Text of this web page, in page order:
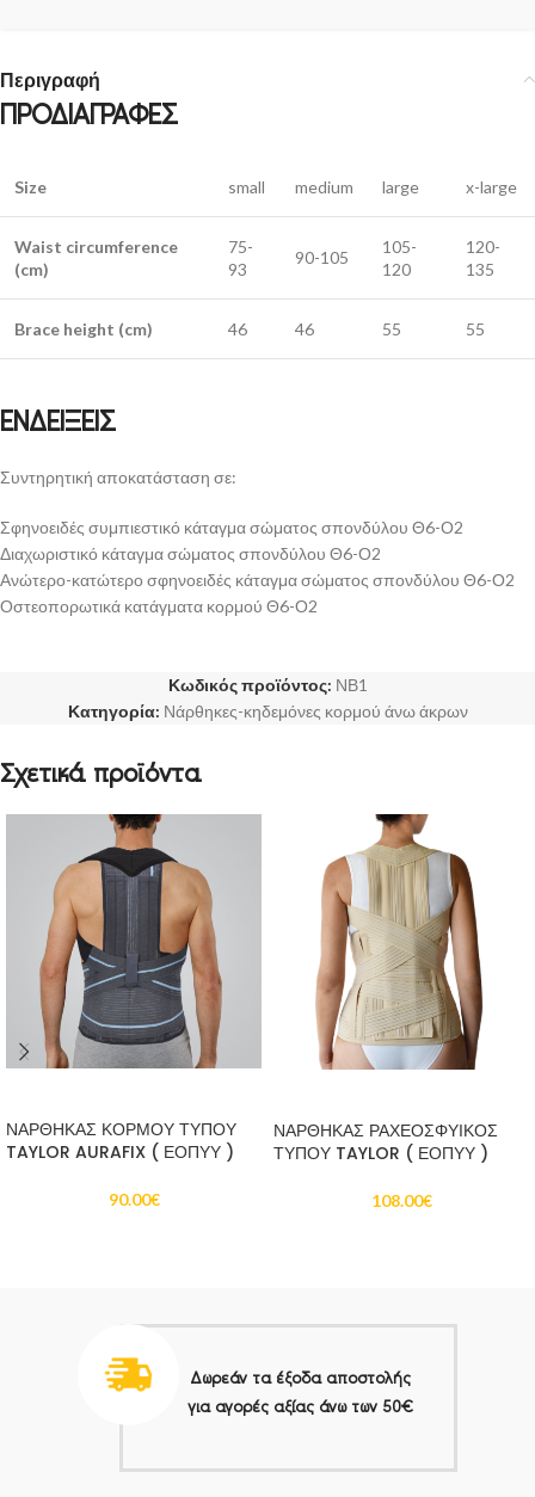
Περιγραφή
ΠΡΟΔΙΑΓΡΑΦΕΣ
Size small medium large x-large
Waist circumference
(cm)
75-
93
90-105
105-
120
120-
135
Brace height (cm) 46 46 55 55
ΕΝΔΕΙΞΕΙΣ
Συντηρητική αποκατάσταση σε:
Σφηνοειδές συμπιεστικό κάταγμα σώματος σπονδύλου Θ6-Ο2
Διαχωριστικό κάταγμα σώματος σπονδύλου Θ6-Ο2
Ανώτερο-κατώτερο σφηνοειδές κάταγμα σώματος σπονδύλου Θ6-Ο2
Οστεοπορωτικά κατάγματα κορμού Θ6-Ο2
Κωδικός προϊόντος: ΝΒ1
Κατηγορία: Νάρθηκες-κηδεμόνες κορμού άνω άκρων
Σχετικά προϊόντα
ΝΑΡΘΗΚΑΣ ΚΟΡΜΟΥ ΤΥΠΟΥ
TAYLOR AURAFIX ( ΕΟΠΥΥ )
90.00€
ΝΑΡΘΗΚΑΣ ΡΑΧΕΟΣΦΥΙΚΟΣ
ΤΥΠΟΥ TAYLOR ( ΕΟΠΥΥ )
108.00€
Δωρεάν τα έξοδα αποστολής
για αγορές αξίας άνω των 50€